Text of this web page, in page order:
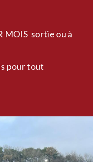
MOIS sortie ou à
pour tout